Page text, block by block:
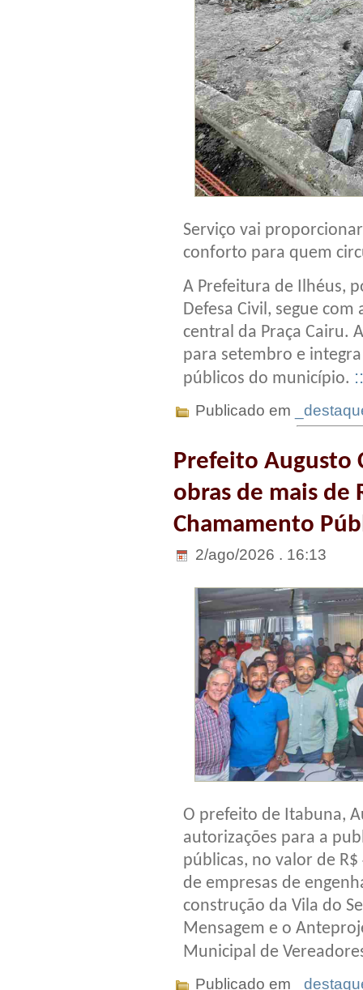
Serviço vai
conforto para quem
A Prefeitura de Ilhéus,
Defesa Civil, segue
central da Praça Cairu.
para setembro e
públicos do município.
Publicado em
Prefeito Augusto
obras de mais de
Chamamento
2/ago/2026 . 16:13
O prefeito de Itabuna,
autorizações para a
públicas, no valor de
de empresas de
construção da Vila do
Mensagem e o
Municipal de
Publicado em